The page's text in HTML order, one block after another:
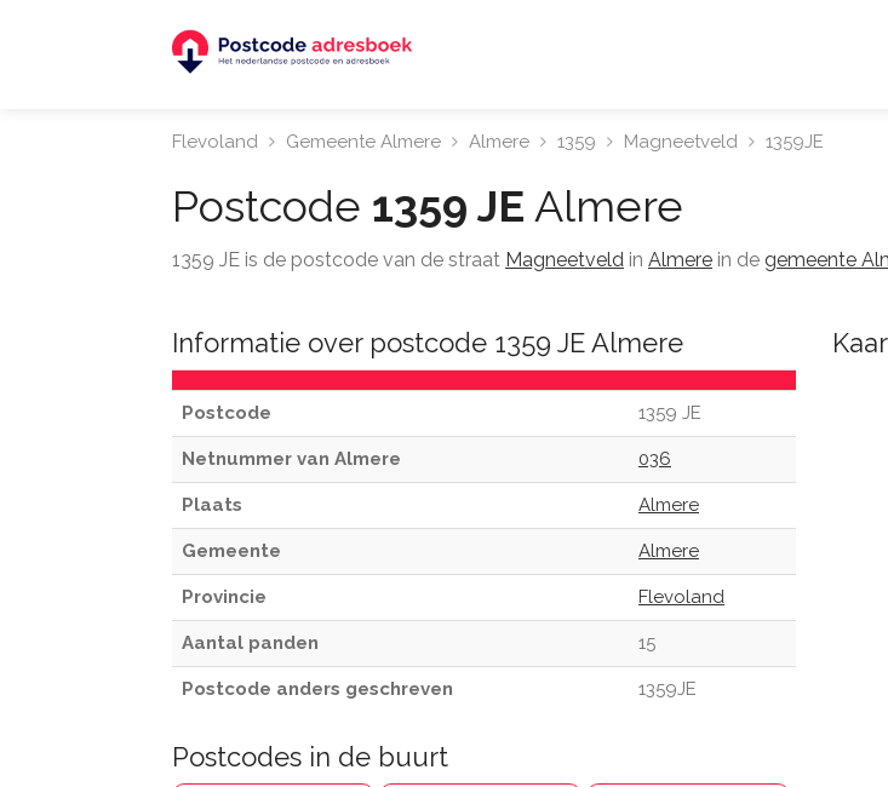
Flevoland Gemeente Almere Almere 1359 Magneetveld 1359JE
Postcode 1359 JE Almere
1359 JE is de postcode van de straat Magneetveld in Almere in de gemeente
Informatie over postcode 1359 JE Almere
Postcode 1359 JE
Netnummer van Almere 036
Plaats Almere
Gemeente Almere
Provincie Flevoland
Aantal panden 15
Postcode anders geschreven 1359JE
Postcodes in de buurt